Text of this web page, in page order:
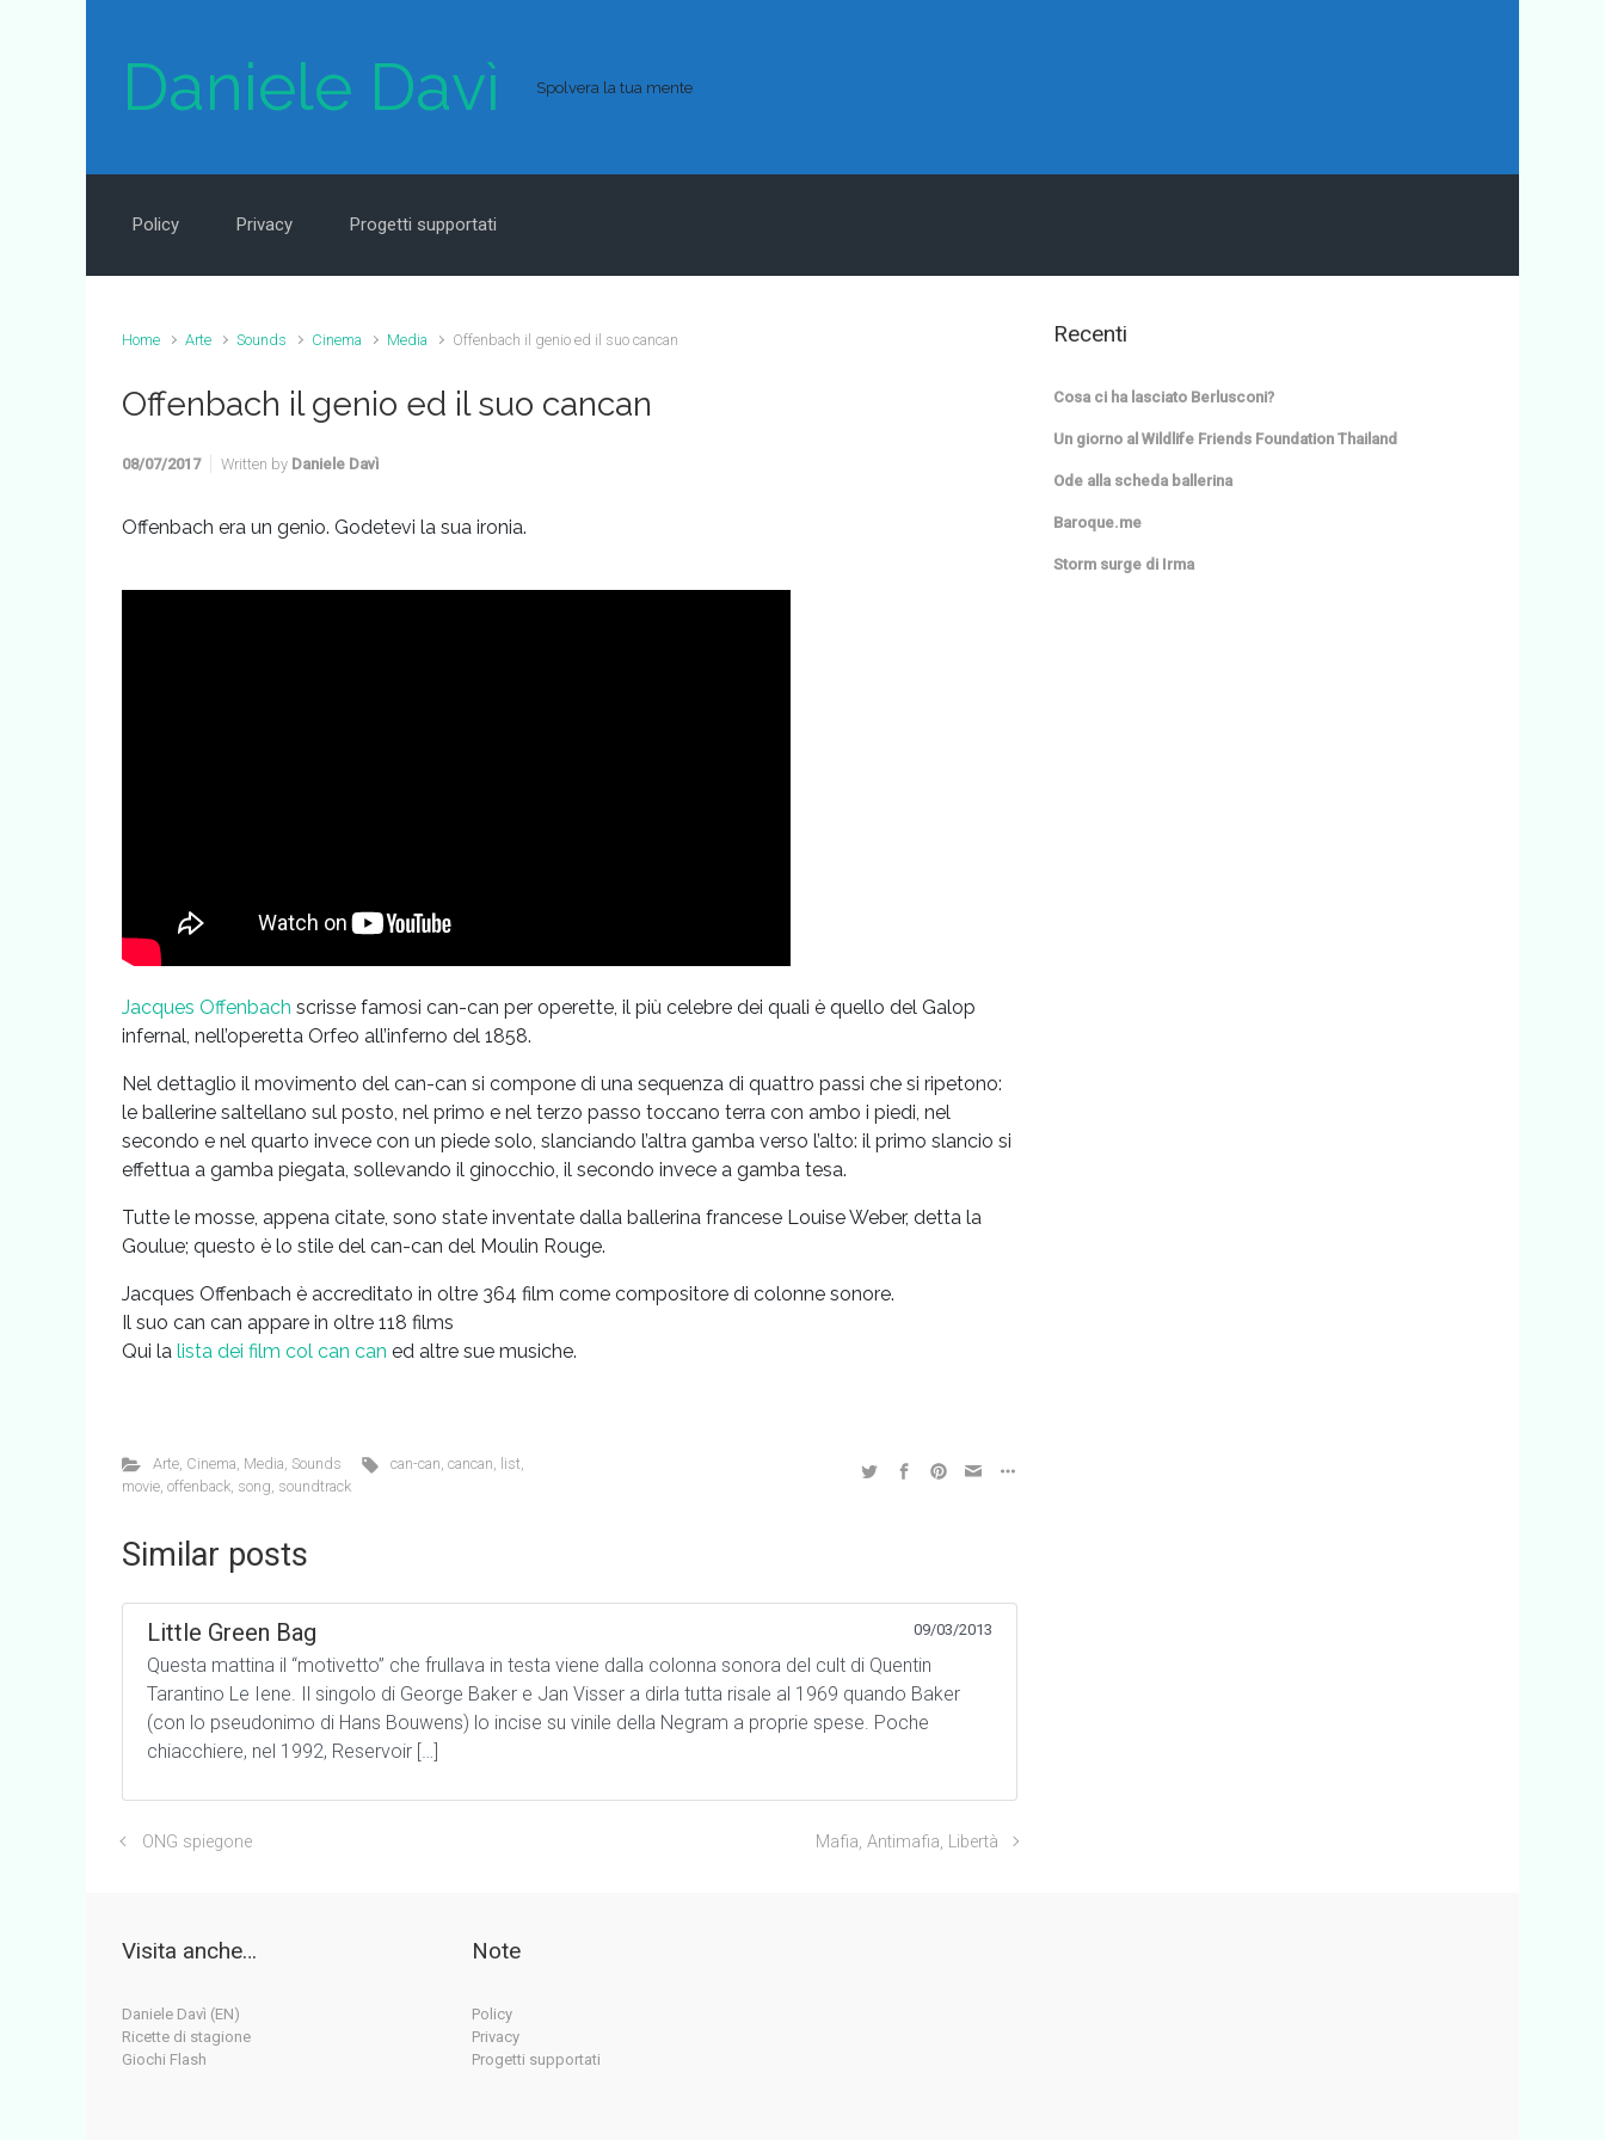
Daniele Davì Spolvera la tua mente
Policy Privacy Progetti supportati
Home Arte Sounds Cinema Media Offenbach il genio ed il suo cancan
Offenbach il genio ed il suo cancan
08/07/2017 Written by Daniele Davì
Offenbach era un genio. Godetevi la sua ironia.
Jacques Offenbach scrisse famosi can-can per operette, il più celebre dei quali è quello del Galop
infernal, nell’operetta Orfeo all’inferno del 1858.
Nel dettaglio il movimento del can-can si compone di una sequenza di quattro passi che si ripetono:
le ballerine saltellano sul posto, nel primo e nel terzo passo toccano terra con ambo i piedi, nel
secondo e nel quarto invece con un piede solo, slanciando l’altra gamba verso l’alto: il primo slancio si
effettua a gamba piegata, sollevando il ginocchio, il secondo invece a gamba tesa.
Tutte le mosse, appena citate, sono state inventate dalla ballerina francese Louise Weber, detta la
Goulue; questo è lo stile del can-can del Moulin Rouge.
Jacques Offenbach è accreditato in oltre 364 film come compositore di colonne sonore.
Il suo can can appare in oltre 118 films
Qui la lista dei film col can can ed altre sue musiche.
Arte, Cinema, Media, Sounds can-can,cancan, list,
movie, offenback, song, soundtrack
Similar posts
Little Green Bag 09/03/2013
Questa mattina il “motivetto” che frullava in testa viene dalla colonna sonora del cult di Quentin
Tarantino Le Iene. Il singolo di George Baker e Jan Visser a dirla tutta risale al 1969 quando Baker
(con lo pseudonimo di Hans Bouwens) lo incise su vinile della Negram a proprie spese. Poche
chiacchiere, nel 1992, Reservoir […]
ONG spiegone Mafia, Antimafia, Libertà
Recenti
Cosa ci ha lasciato Berlusconi?
Un giorno al Wildlife Friends Foundation Thailand
Ode alla scheda ballerina
Baroque.me
Storm surge di Irma
Visita anche…
Daniele Davì (EN)
Ricette di stagione
Giochi Flash
Note
Policy
Privacy
Progetti supportati